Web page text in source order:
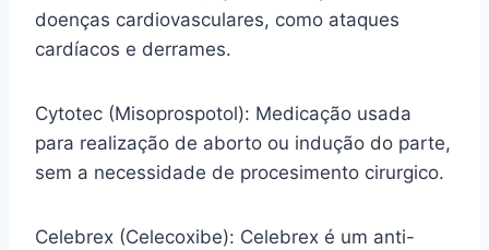
doenças cardiovasculares, como ataques
cardíacos e derrames.
Cytotec (Misoprospotol): Medicação usada
para realização de aborto ou indução do parte,
sem a necessidade de procesimento cirurgico.
Celebrex (Celecoxibe): Celebrex é um anti-